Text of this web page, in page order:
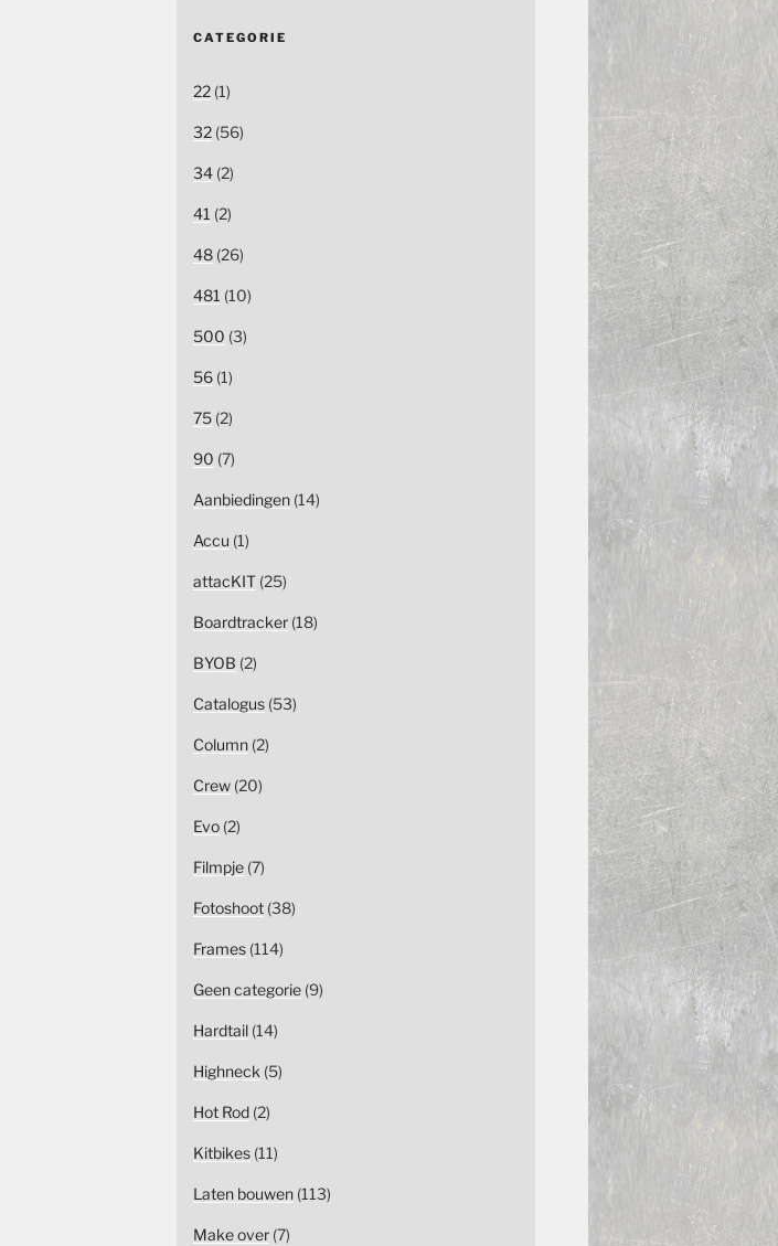
CATEGORIE
22(1)
32(56)
34(2)
41 (2)
48(26)
481 (10)
500 (3)
56(1)
75(2)
90 (7)
Aanbiedingen(14)
Accu (1)
attacKIT(25)
Boardtracker(18)
BYOB (2)
Catalogus(53)
Column(2)
Crew(20)
Evo(2)
Filmpje(7)
Fotoshoot(38)
Frames(114)
Geen categorie(9)
Hardtail(14)
Highneck (5)
Hot Rod(2)
Kitbikes(11)
Laten bouwen(113)
Make over(7)